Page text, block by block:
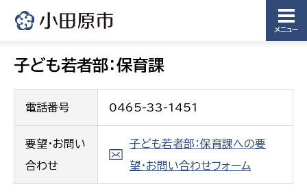
メニュー
子ども若者部：保育課
電話番号 0465-33-1451
要望・お問い
合わせ
子ども若者部：保育課への要
望・お問い合わせフォーム